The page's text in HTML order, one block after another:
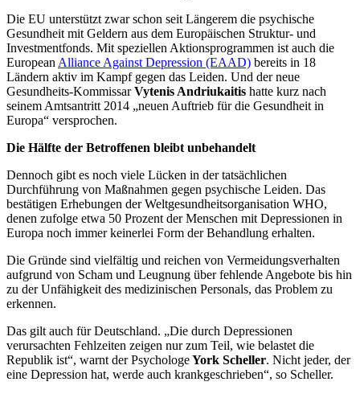
Die EU unterstützt zwar schon seit Längerem die psychische
Gesundheit mit Geldern aus dem Europäischen Struktur- und
Investmentfonds. Mit speziellen Aktionsprogrammen ist auch die
European Alliance Against Depression (EAAD) bereits in 18
Ländern aktiv im Kampf gegen das Leiden. Und der neue
Gesundheits-KommissarVytenis Andriukaitis hatte kurz nach
seinem Amtsantritt 2014 „neuen Auftrieb für die Gesundheit in
Europa“ versprochen.
Die Hälfte der Betroffenen bleibt unbehandelt
Dennoch gibt es noch viele Lücken in der tatsächlichen
Durchführung von Maßnahmen gegen psychische Leiden. Das
bestätigen Erhebungen der Weltgesundheitsorganisation WHO,
denen zufolge etwa 50 Prozent der Menschen mit Depressionen in
Europa noch immer keinerlei Form der Behandlung erhalten.
Die Gründe sind vielfältig und reichen von Vermeidungsverhalten
aufgrund von Scham und Leugnung über fehlende Angebote bis hin
zu der Unfähigkeit des medizinischen Personals, das Problem zu
erkennen.
Das gilt auch für Deutschland. „Die durch Depressionen
verursachten Fehlzeiten zeigen nur zum Teil, wie belastet die
Republik ist“, warnt der PsychologeYork Scheller. Nicht jeder, der
eine Depression hat, werde auch krankgeschrieben“, so Scheller.